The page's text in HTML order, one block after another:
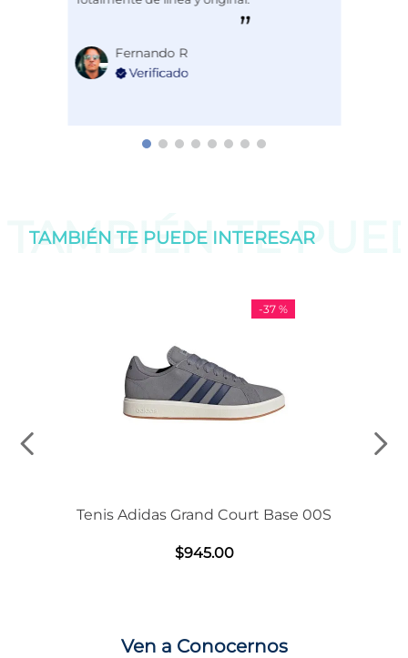
Fernando R
TAMBIÉN TE
TAMBIÉN TE PUEDE INTERESAR
-37 %
Tenis Adidas Grand Court Base 00S
$945.00
Ven a Conocernos